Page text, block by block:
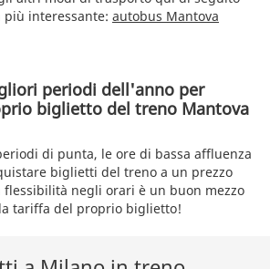
interessante: autobus Mantova
periodi dell'anno per
biglietto del treno Mantova
di punta, le ore di bassa affluenza
biglietti del treno a un prezzo
flessibilità negli orari è un buon mezzo
tariffa del proprio biglietto!